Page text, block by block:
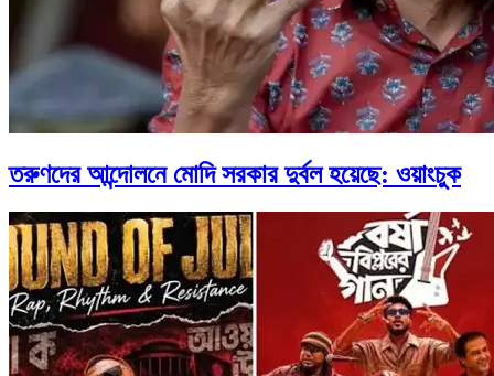
তরুণদের আন্দোলনে মোদি সরকার দুর্বল হয়েছে: ওয়াংচুক